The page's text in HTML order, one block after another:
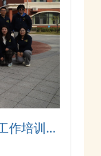
作培训班